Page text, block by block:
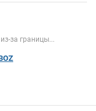
за границы...